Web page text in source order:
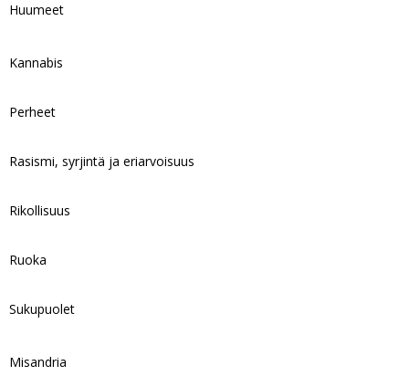
Huumeet
Kannabis
Perheet
Rasismi, syrjintä ja eriarvoisuus
Rikollisuus
Ruoka
Sukupuolet
Misandria